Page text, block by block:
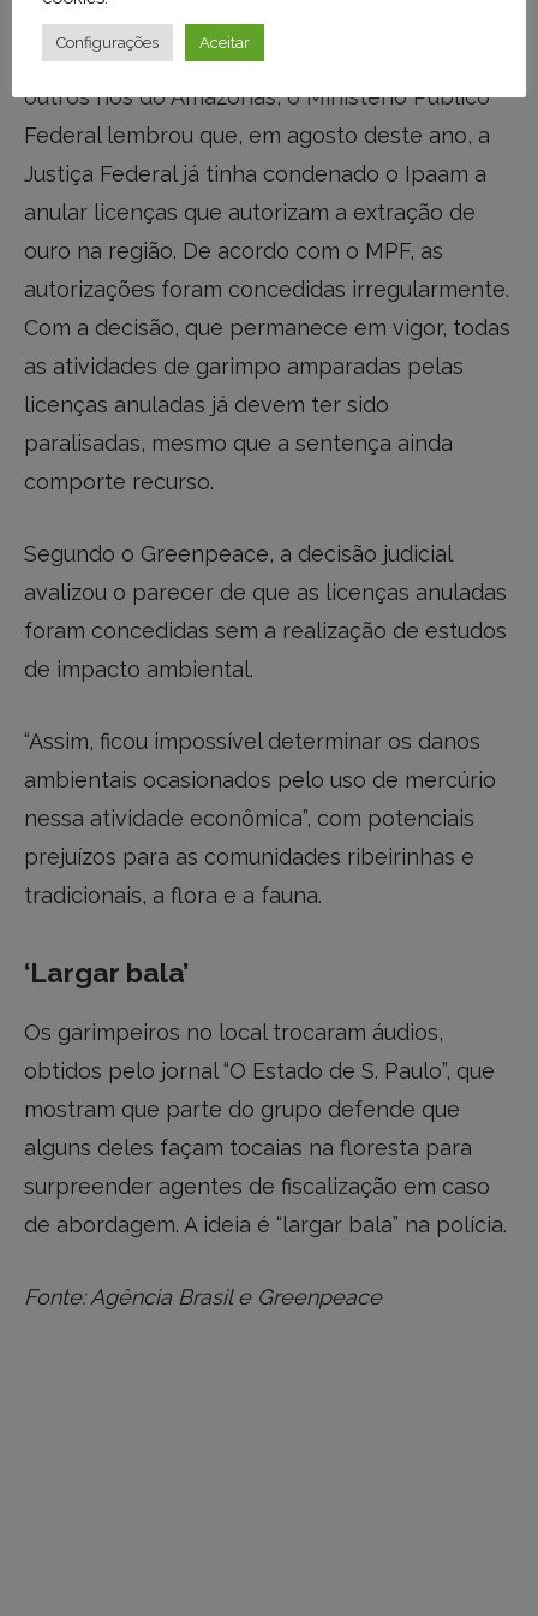
Ainda sobre a polêmica atuação de
garimpeiros ao longo do Rio Madeira e de
outros rios do Amazonas, o Ministério Público
Federal lembrou que, em agosto deste ano, a
Justiça Federal já tinha condenado o Ipaam a
anular licenças que autorizam a extração de
ouro na região. De acordo com o MPF, as
autorizações foram concedidas irregularmente.
Com a decisão, que permanece em vigor, todas
as atividades de garimpo amparadas pelas
licenças anuladas já devem ter sido
paralisadas, mesmo que a sentença ainda
comporte recurso.
Segundo o Greenpeace, a decisão judicial
avalizou o parecer de que as licenças anuladas
foram concedidas sem a realização de estudos
de impacto ambiental.
“Assim, ficou impossível determinar os danos
ambientais ocasionados pelo uso de mercúrio
nessa atividade econômica”, com potenciais
prejuízos para as comunidades ribeirinhas e
tradicionais, a flora e a fauna.
‘Largar bala’
Os garimpeiros no local trocaram áudios,
obtidos pelo jornal “O Estado de S. Paulo”, que
mostram que parte do grupo defende que
alguns deles façam tocaias na floresta para
surpreender agentes de fiscalização em caso
de abordagem. A ideia é “largar bala” na polícia.
Fonte: Agência Brasil e Greenpeace
Configurações Aceitar